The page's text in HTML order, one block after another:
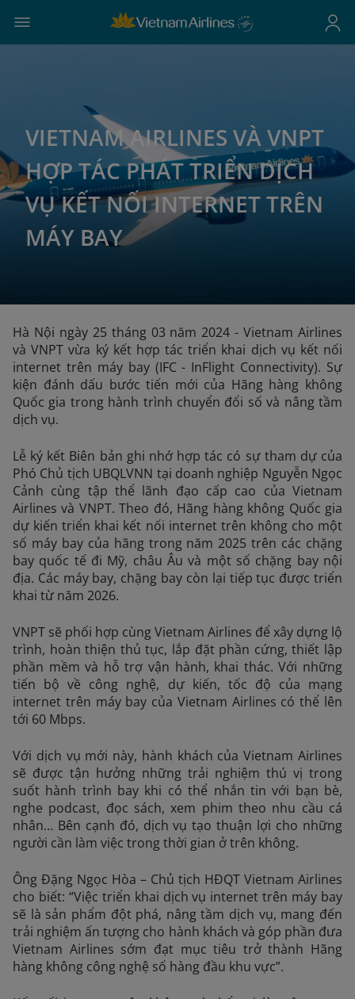
VIETNAM AIRLINES VÀ VNPT
HỢP TÁC PHÁT TRIỂN DỊCH
VỤ KẾT NỐI INTERNET TRÊN
MÁY BAY
Hà Nội ngày 25 tháng 03 năm 2024 - Vietnam Airlines
và VNPT vừa ký kết hợp tác triển khai dịch vụ kết nối
internet trên máy bay (IFC - InFlight Connectivity). Sự
kiện đánh dấu bước tiến mới của Hãng hàng không
Quốc gia trong hành trình chuyển đổi số và nâng tầm
dịch vụ.
Lễ ký kết Biên bản ghi nhớ hợp tác có sự tham dự của
Phó Chủ tịch UBQLVNN tại doanh nghiệp Nguyễn Ngọc
Cảnh cùng tập thể lãnh đạo cấp cao của Vietnam
Airlines và VNPT. Theo đó, Hãng hàng không Quốc gia
dự kiến triển khai kết nối internet trên không cho một
số máy bay của hãng trong năm 2025 trên các chặng
bay quốc tế đi Mỹ, châu Âu và một số chặng bay nội
địa. Các máy bay, chặng bay còn lại tiếp tục được triển
khai từ năm 2026.
VNPT sẽ phối hợp cùng Vietnam Airlines để xây dựng lộ
trình, hoàn thiện thủ tục, lắp đặt phần cứng, thiết lập
phần mềm và hỗ trợ vận hành, khai thác. Với những
tiến bộ về công nghệ, dự kiến, tốc độ của mạng
internet trên máy bay của Vietnam Airlines có thể lên
tới 60 Mbps.
Với dịch vụ mới này, hành khách của Vietnam Airlines
sẽ được tận hưởng những trải nghiệm thú vị trong
suốt hành trình bay khi có thể nhắn tin với bạn bè,
nghe podcast, đọc sách, xem phim theo nhu cầu cá
nhân… Bên cạnh đó, dịch vụ tạo thuận lợi cho những
người cần làm việc trong thời gian ở trên không.
Ông Đặng Ngọc Hòa – Chủ tịch HĐQT Vietnam Airlines
cho biết: “Việc triển khai dịch vụ internet trên máy bay
sẽ là sản phẩm đột phá, nâng tầm dịch vụ, mang đến
trải nghiệm ấn tượng cho hành khách và góp phần đưa
Vietnam Airlines sớm đạt mục tiêu trở thành Hãng
hàng không công nghệ số hàng đầu khu vực”.